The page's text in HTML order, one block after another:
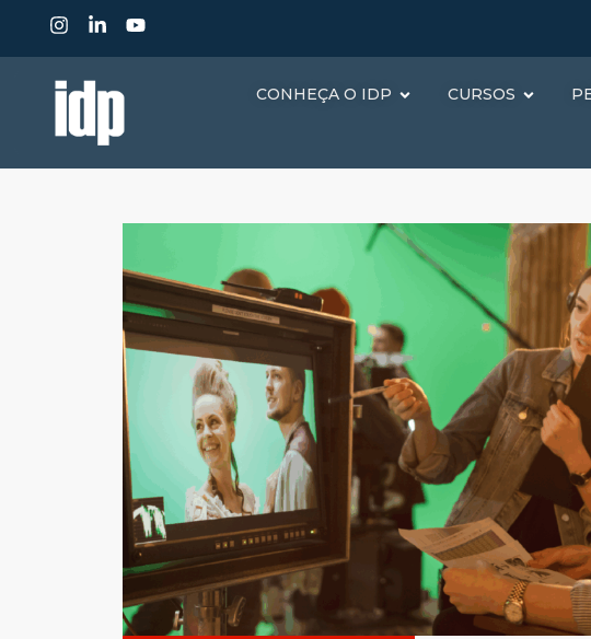
CONHEÇA O IDP CURSOS